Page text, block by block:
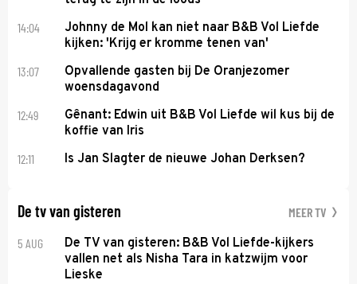
14:04
Johnny de Mol kan niet naar B&B Vol Liefde
kijken: 'Krijg er kromme tenen van'
13:07
Opvallende gasten bij De Oranjezomer
woensdagavond
12:49
Gênant: Edwin uit B&B Vol Liefde wil kus bij de
koffie van Iris
12:11 Is Jan Slagter de nieuwe Johan Derksen?
De tv van gisteren MEER TV
5 AUG
De TV van gisteren: B&B Vol Liefde-kijkers
vallen net als Nisha Tara in katzwijm voor
Lieske